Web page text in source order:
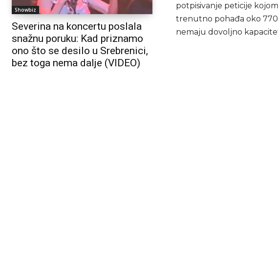
Showbiz
Severina na koncertu poslala
snažnu poruku: Kad priznamo
ono što se desilo u Srebrenici,
bez toga nema dalje (VIDEO)
potpisivanje peticije
trenutno pohađa oko 770
nemaju dovoljno